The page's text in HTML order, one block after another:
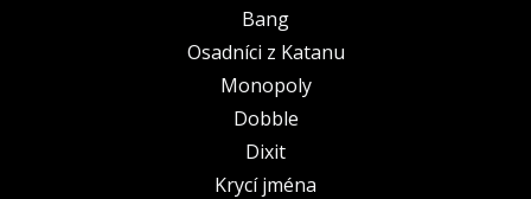
Bang
Osadníci z Katanu
Monopoly
Dobble
Dixit
Krycí jména